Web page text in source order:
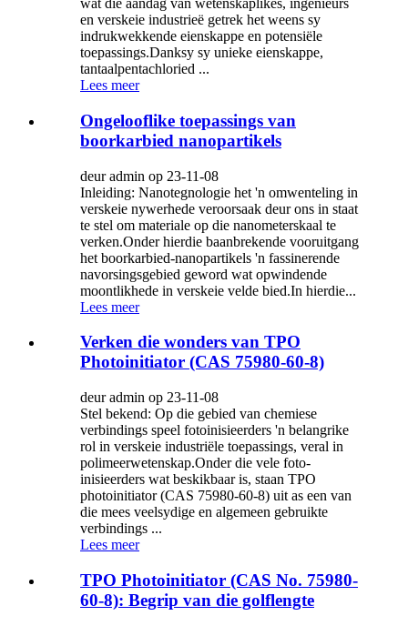
wat die aandag van wetenskaplikes, ingenieurs
en verskeie industrieë getrek het weens sy
indrukwekkende eienskappe en potensiële
toepassings.Danksy sy unieke eienskappe,
tantaalpentachloried ...
Lees meer
Ongelooflike toepassings van
boorkarbied nanopartikels
deur admin op 23-11-08
Inleiding: Nanotegnologie het 'n omwenteling in
verskeie nywerhede veroorsaak deur ons in staat
te stel om materiale op die nanometerskaal te
verken.Onder hierdie baanbrekende vooruitgang
het boorkarbied-nanopartikels 'n fassinerende
navorsingsgebied geword wat opwindende
moontlikhede in verskeie velde bied.In hierdie...
Lees meer
Verken die wonders van TPO
Photoinitiator (CAS 75980-60-8)
deur admin op 23-11-08
Stel bekend: Op die gebied van chemiese
verbindings speel fotoinisieerders 'n belangrike
rol in verskeie industriële toepassings, veral in
polimeerwetenskap.Onder die vele foto-
inisieerders wat beskikbaar is, staan ​​TPO
photoinitiator (CAS 75980-60-8) uit as een van
die mees veelsydige en algemeen gebruikte
verbindings ...
Lees meer
TPO Photoinitiator (CAS No. 75980-
60-8): Begrip van die golflengte